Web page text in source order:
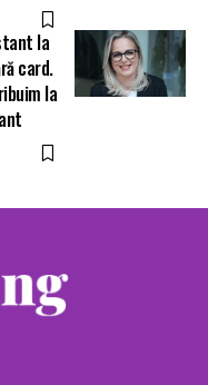
la
card.
la